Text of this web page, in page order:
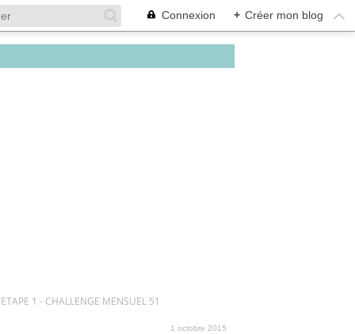
Connexion + Créer mon blog
1 - CHALLENGE MENSUEL 51
1 octobre 2015